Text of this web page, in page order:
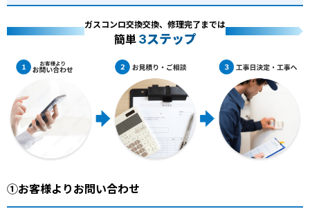
ガスコンロ交換交換、修理完了までは
簡単 3ステップ
①お客様よりお問い合わせ